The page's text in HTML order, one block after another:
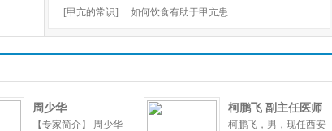
[甲亢的常识]
如何饮食有助于甲亢患
周少华
【专家简介】 周少华
柯鹏飞 副主任医师
柯鹏飞，男，现任西安